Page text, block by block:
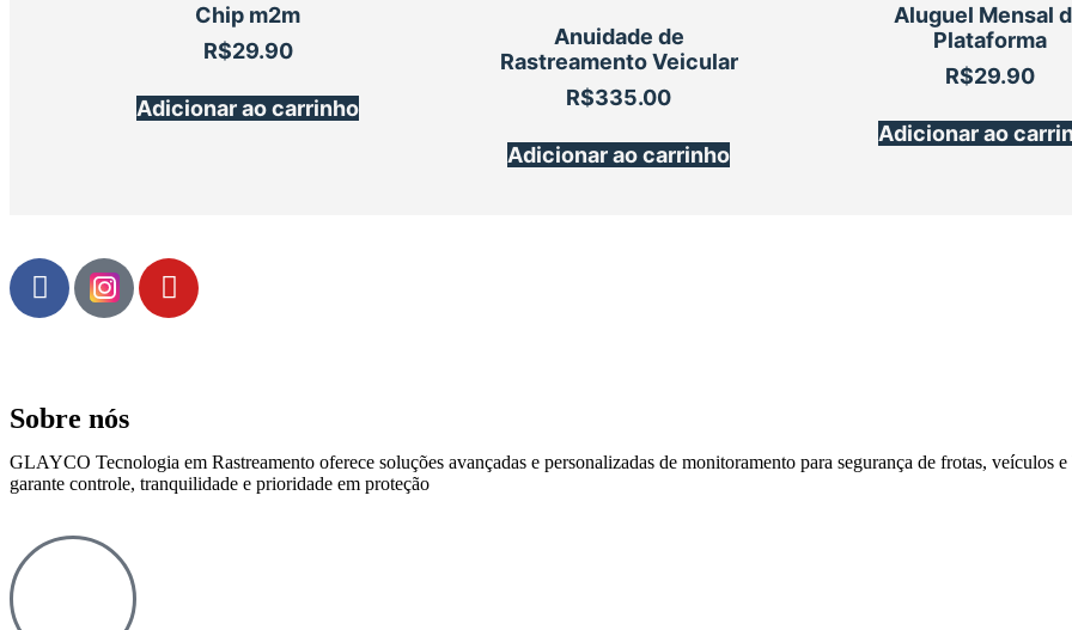
Chip m2m
R$29.90
Adicionar ao carrinho
Anuidade de
Rastreamento Veicular
R$335.00
Adicionar ao carrinho
Aluguel Mensal
Plataforma
R$29.90
Adicionar ao
Sobre nós
GLAYCO Tecnologia em Rastreamento oferece soluções avançadas e personalizadas de monitoramento para segurança de frotas, veículos
garante controle, tranquilidade e prioridade em proteção